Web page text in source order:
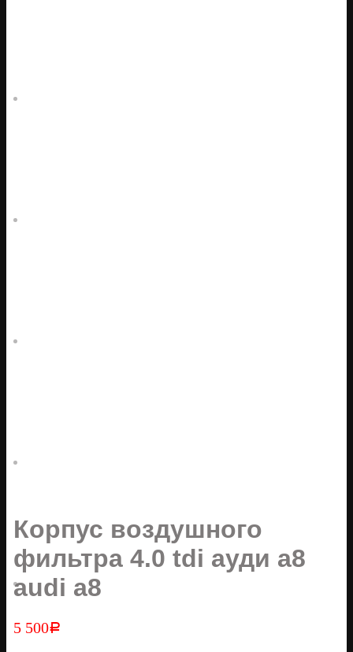
Корпус воздушного
фильтра 4.0 tdi ауди а8
audi a8
5 500Р